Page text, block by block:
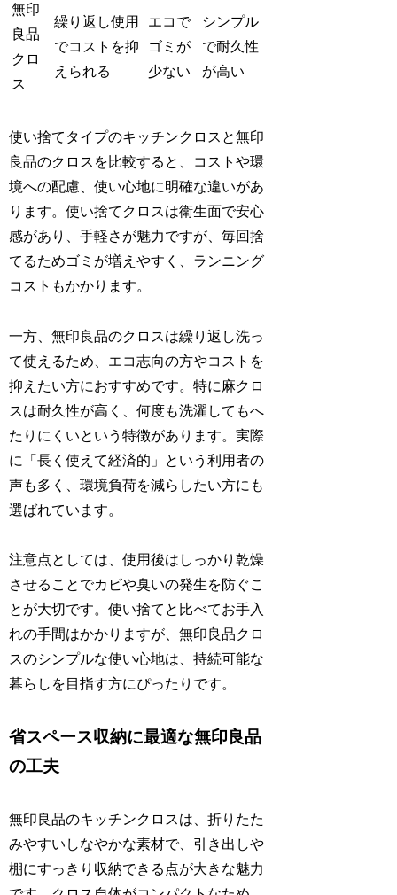
無印
良品
クロ
ス
繰り返し使用
でコストを抑
えられる
エコで
ゴミが
少ない
シンプル
で耐久性
が高い
使い捨てタイプのキッチンクロスと無印
良品のクロスを比較すると、コストや環
境への配慮、使い心地に明確な違いがあ
ります。使い捨てクロスは衛生面で安心
感があり、手軽さが魅力ですが、毎回捨
てるためゴミが増えやすく、ランニング
コストもかかります。
一方、無印良品のクロスは繰り返し洗っ
て使えるため、エコ志向の方やコストを
抑えたい方におすすめです。特に麻クロ
スは耐久性が高く、何度も洗濯してもへ
たりにくいという特徴があります。実際
に「長く使えて経済的」という利用者の
声も多く、環境負荷を減らしたい方にも
選ばれています。
注意点としては、使用後はしっかり乾燥
させることでカビや臭いの発生を防ぐこ
とが大切です。使い捨てと比べてお手入
れの手間はかかりますが、無印良品クロ
スのシンプルな使い心地は、持続可能な
暮らしを目指す方にぴったりです。
省スペース収納に最適な無印良品
の工夫
無印良品のキッチンクロスは、折りたた
みやすいしなやかな素材で、引き出しや
棚にすっきり収納できる点が大きな魅力